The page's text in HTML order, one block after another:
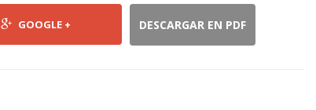
GOOGLE + DESCARGAR EN PDF